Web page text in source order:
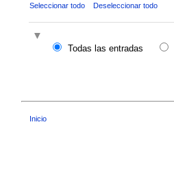
Seleccionar todo Deseleccionar todo
Todas las entradas
Inicio